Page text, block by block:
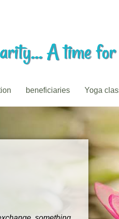
A time
beneficiaries Yoga